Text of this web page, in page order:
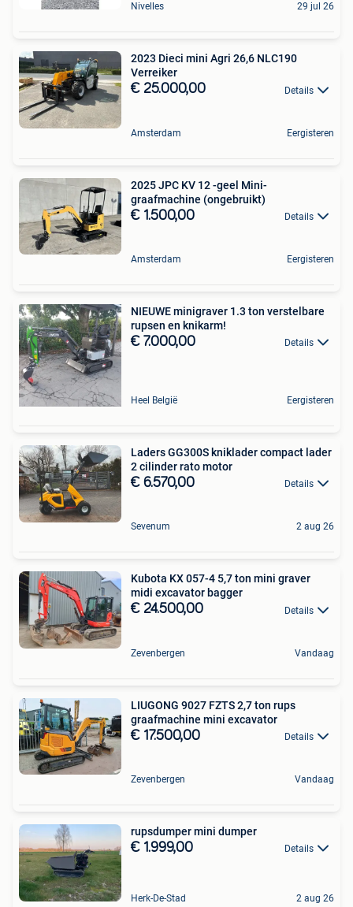
Nivelles 29 jul 26
2023 Dieci mini Agri 26,6 NLC190
Verreiker
€ 25.000,00 Details
Amsterdam Eergisteren
2025 JPC KV 12 -geel Mini-
graafmachine (ongebruikt)
€ 1.500,00 Details
Amsterdam Eergisteren
NIEUWE minigraver 1.3 ton verstelbare
rupsen en knikarm!
€ 7.000,00 Details
Heel België Eergisteren
Laders GG300S kniklader compact lader
2 cilinder rato motor
€ 6.570,00 Details
Sevenum 2 aug 26
Kubota KX 057-4 5,7 ton mini graver
midi excavator bagger
€ 24.500,00 Details
Zevenbergen Vandaag
LIUGONG 9027 FZTS 2,7 ton rups
graafmachine mini excavator
€ 17.500,00 Details
Zevenbergen Vandaag
rupsdumper mini dumper
€ 1.999,00 Details
Herk-De-Stad 2 aug 26